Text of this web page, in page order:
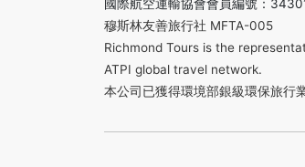
國際航空運輸協會會員編號：
穆斯林友善旅行社 MFTA-005
Richmond Tours is the
ATPI global travel network.
本公司已獲得環境部銀級環保旅行